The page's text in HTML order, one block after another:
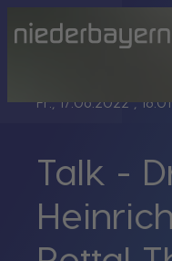
Fr., 17.06.2022 ,
Talk -